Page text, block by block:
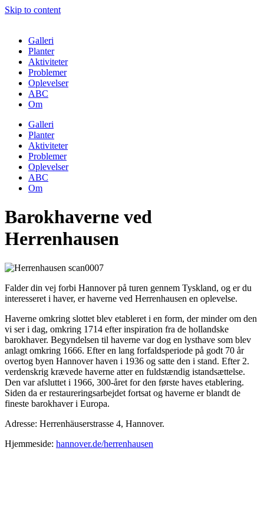
Skip to content
Galleri
Planter
Aktiviteter
Problemer
Oplevelser
ABC
Om
Galleri
Planter
Aktiviteter
Problemer
Oplevelser
ABC
Om
Barokhaverne ved
Herrenhausen
Falder din vej forbi Hannover på turen gennem Tyskland, og er du
interesseret i haver, er haverne ved Herrenhausen en oplevelse.
Haverne omkring slottet blev etableret i en form, der minder om den
vi ser i dag, omkring 1714 efter inspiration fra de hollandske
barokhaver. Begyndelsen til haverne var dog en lysthave som blev
anlagt omkring 1666. Efter en lang forfaldsperiode på godt 70 år
overtog byen Hannover haven i 1936 og satte den i stand. Efter 2.
verdenskrig krævede haverne atter en fuldstændig istandsættelse.
Den var afsluttet i 1966, 300-året for den første haves etablering.
Siden da er restaureringsarbejdet fortsat og haverne er blandt de
fineste barokhaver i Europa.
Adresse: Herrenhäuserstrasse 4, Hannover.
Hjemmeside: hannover.de/herrenhausen